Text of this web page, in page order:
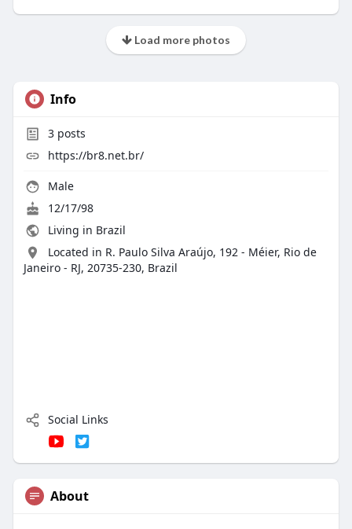
Load more photos
Info
3posts
https://br8.net.br/
Male
12/17/98
Living in Brazil
Located in R. Paulo Silva Araújo, 192 - Méier, Rio de
Janeiro - RJ, 20735-230, Brazil
Social Links
About